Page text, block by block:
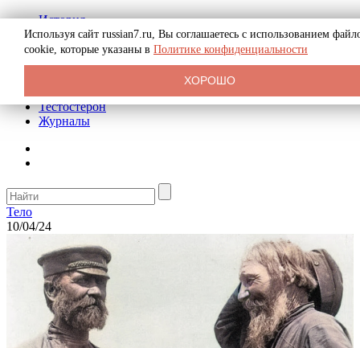
История
Биография
Криминал
Реклама на сайте
Тестостерон
Журналы
Тело
10/04/24
Используя сайт russian7.ru, Вы соглашаетесь с использованием
cookie, которые указаны в Политике конфиденциальности
ХОРОШО